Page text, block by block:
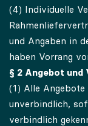
(4) Individuelle
und Angaben in
haben Vorrang
§ 2 Angebot und
(1) Alle
unverbindlich,
verbindlich